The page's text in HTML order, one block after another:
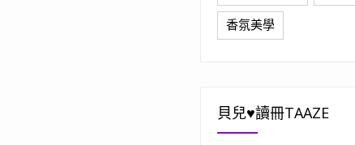
香氛美學
貝兒♥讀冊TAAZE